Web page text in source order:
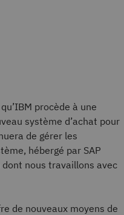
procède à une
système d’achat pour
de gérer les
hébergé par SAP
nous travaillons avec
de nouveaux moyens de